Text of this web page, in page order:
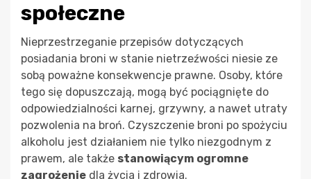
społeczne
Nieprzestrzeganie przepisów dotyczących
posiadania broni w stanie nietrzeźwości niesie ze
sobą poważne konsekwencje prawne. Osoby, które
tego się dopuszczają, mogą być pociągnięte do
odpowiedzialności karnej, grzywny, a nawet utraty
pozwolenia na broń. Czyszczenie broni po spożyciu
alkoholu jest działaniem nie tylko niezgodnym z
prawem, ale także stanowiącym ogromne
zagrożenie dla życia i zdrowia.